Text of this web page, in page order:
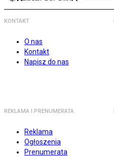
KONTAKT
O nas
Kontakt
Napisz do nas
REKLAMA I PRENUMERATA
Reklama
Ogłoszenia
Prenumerata